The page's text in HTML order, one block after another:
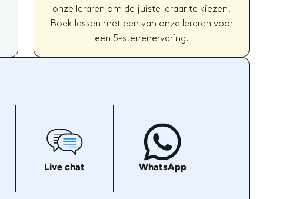
onze leraren om de juiste leraar te kiezen.
Boek lessen met een van onze leraren voor
een 5-sterrenervaring.
Live chat WhatsApp